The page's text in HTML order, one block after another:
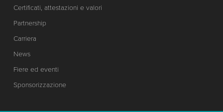
Certificati, attestazioni e valori
Partnership
Carriera
News
Fiere ed eventi
Sponsorizzazione